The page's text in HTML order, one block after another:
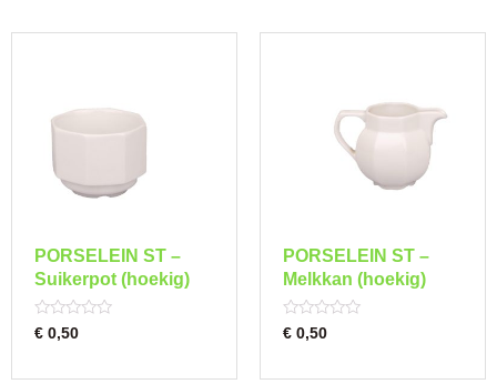
PORSELEIN ST –
Suikerpot (hoekig)
Rated
0
€ 0,50
PORSELEIN ST –
Melkkan (hoekig)
Rated
0
€ 0,50